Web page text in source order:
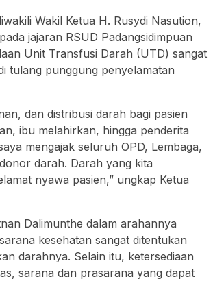
Wakil Ketua H. Rusydi Nasution,
jajaran RSUD Padangsidimpuan
Unit Transfusi Darah (UTD) sangat
tulang punggung penyelamatan
dan distribusi darah bagi pasien
ibu melahirkan, hingga penderita
mengajak seluruh OPD, Lembaga,
darah. Darah yang kita
nyawa pasien,” ungkap Ketua
Dalimunthe dalam arahannya
kesehatan sangat ditentukan
darahnya. Selain itu, ketersediaan
sarana dan prasarana yang dapat